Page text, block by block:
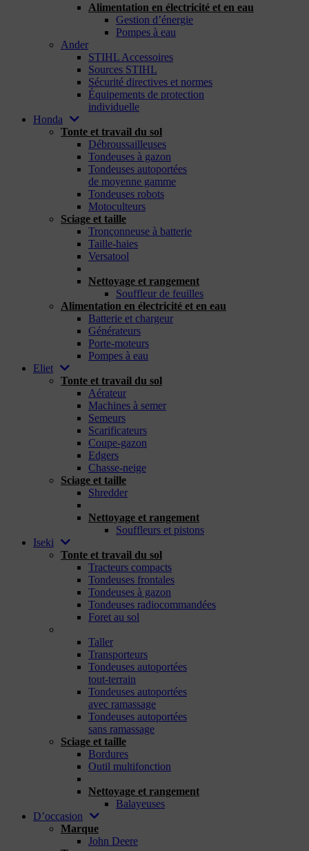
Alimentation en électricité et en eau
Gestion d’énergie
Pompes à eau
Ander
STIHL Accessoires
Sources STIHL
Sécurité directives et normes
Équipements de protection
individuelle
Honda
Tonte et travail du sol
Débroussailleuses
Tondeuses à gazon
Tondeuses autoportées
de moyenne gamme
Tondeuses robots
Motoculteurs
Sciage et taille
Tronçonneuse à batterie
Taille-haies
Versatool
Nettoyage et rangement
Souffleur de feuilles
Alimentation en électricité et en eau
Batterie et chargeur
Générateurs
Porte-moteurs
Pompes à eau
Eliet
Tonte et travail du sol
Aérateur
Machines à semer
Semeurs
Scarificateurs
Coupe-gazon
Edgers
Chasse-neige
Sciage et taille
Shredder
Nettoyage et rangement
Souffleurs et pistons
Iseki
Tonte et travail du sol
Tracteurs compacts
Tondeuses frontales
Tondeuses à gazon
Tondeuses radiocommandées
Foret au sol
Taller
Transporteurs
Tondeuses autoportées
tout-terrain
Tondeuses autoportées
avec ramassage
Tondeuses autoportées
sans ramassage
Sciage et taille
Bordures
Outil multifonction
Nettoyage et rangement
Balayeuses
D’occasion
Marque
John Deere